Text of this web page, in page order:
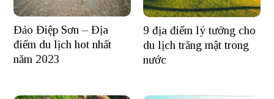
Đảo Điệp Sơn – Địa
điểm du lịch hot nhất
năm 2023
9 địa điểm lý tưởng cho
du lịch trăng mật trong
nước